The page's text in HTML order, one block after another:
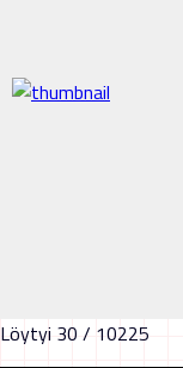
Löytyi 30 / 10225